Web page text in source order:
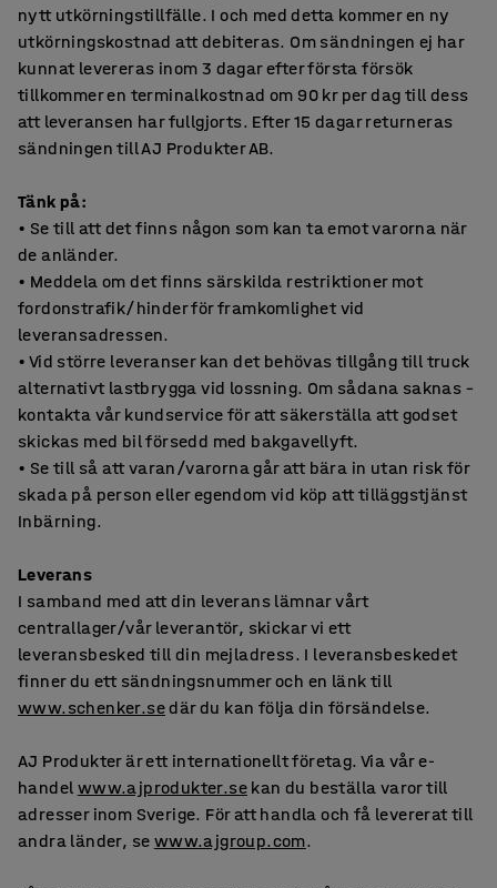
nytt utkörningstillfälle. I och med detta kommer en ny
utkörningskostnad att debiteras. Om sändningen ej har
kunnat levereras inom 3 dagar efter första försök
tillkommer en terminalkostnad om 90 kr per dag till dess
att leveransen har fullgjorts. Efter 15 dagar returneras
sändningen till AJ Produkter AB.
Tänk på:
• Se till att det finns någon som kan ta emot varorna när
de anländer.
• Meddela om det finns särskilda restriktioner mot
fordonstrafik/hinder för framkomlighet vid
leveransadressen.
• Vid större leveranser kan det behövas tillgång till truck
alternativt lastbrygga vid lossning. Om sådana saknas –
kontakta vår kundservice för att säkerställa att godset
skickas med bil försedd med bakgavellyft.
• Se till så att varan/varorna går att bära in utan risk för
skada på person eller egendom vid köp att tilläggstjänst
Inbärning.
Leverans
I samband med att din leverans lämnar vårt
centrallager/vår leverantör, skickar vi ett
leveransbesked till din mejladress. I leveransbeskedet
finner du ett sändningsnummer och en länk till
www.schenker.sedär du kan följa din försändelse.
AJ Produkter är ett internationellt företag. Via vår e-
handel www.ajprodukter.se kan du beställa varor till
adresser inom Sverige. För att handla och få levererat till
andra länder, se www.ajgroup.com.